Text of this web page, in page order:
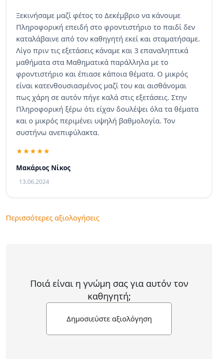
Ξεκινήσαμε μαζί φέτος το Δεκέμβριο να κάνουμε
Πληροφορική επειδή στο φροντιστήριο το παιδί δεν
καταλάβαινε από τον καθηγητή εκεί και σταματήσαμε.
Λίγο πριν τις εξετάσεις κάναμε και 3 επαναληπτικά
μαθήματα στα Μαθηματικά παράλληλα με το
φροντιστήριο και έπιασε κάποια θέματα. Ο μικρός
είναι κατενθουσιασμένος μαζί του και αισθάνομαι
πως χάρη σε αυτόν πήγε καλά στις εξετάσεις. Στην
Πληροφορική ξέρω ότι είχαν δουλέψει όλα τα θέματα
και ο μικρός περιμένει υψηλή βαθμολογία. Τον
συστήνω ανεπιφύλακτα.
Μακάριος Νίκος
13.06.2024
Περισσότερες αξιολογήσεις
Ποιά είναι η γνώμη σας για αυτόν τον
καθηγητή;
Δημοσιεύστε αξιολόγηση